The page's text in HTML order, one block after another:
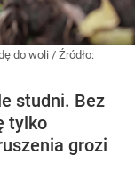
do woli / Źródło:
studni. Bez
tylko
grozi